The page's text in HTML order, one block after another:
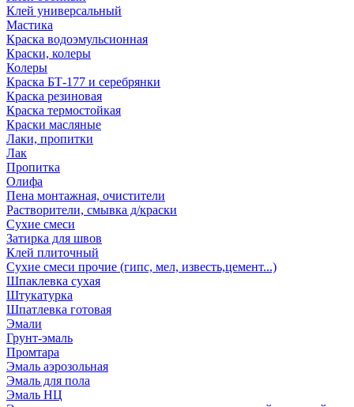
Клей универсальный
Мастика
Краска водоэмульсионная
Краски, колеры
Колеры
Краска БТ-177 и серебрянки
Краска резиновая
Краска термостойкая
Краски масляные
Лаки, пропитки
Лак
Пропитка
Олифа
Пена монтажная, очистители
Растворители, смывка д/краски
Сухие смеси
Затирка для швов
Клей плиточный
Сухие смеси прочие (гипс, мел, известь,цемент...)
Шпаклевка сухая
Штукатурка
Шпатлевка готовая
Эмали
Грунт-эмаль
Промтара
Эмаль аэрозольная
Эмаль для пола
Эмаль НЦ